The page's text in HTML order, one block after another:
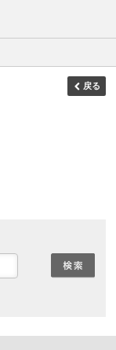
戻る